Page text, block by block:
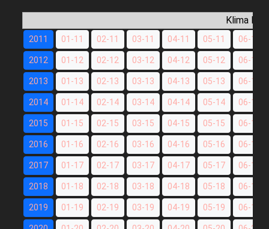
Klima
2011 01-11 02-11 03-11 04-11 05-11 06-11
2012 01-12 02-12 03-12 04-12 05-12 06-12
2013 01-13 02-13 03-13 04-13 05-13 06-13
2014 01-14 02-14 03-14 04-14 05-14 06-14
2015 01-15 02-15 03-15 04-15 05-15 06-15
2016 01-16 02-16 03-16 04-16 05-16 06-16
2017 01-17 02-17 03-17 04-17 05-17 06-17
2018 01-18 02-18 03-18 04-18 05-18 06-18
2019 01-19 02-19 03-19 04-19 05-19 06-19